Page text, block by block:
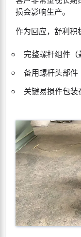
损会影响生产。
作为回应，舒利积
完整螺杆组件（
备用螺杆头部件
关键易损件包